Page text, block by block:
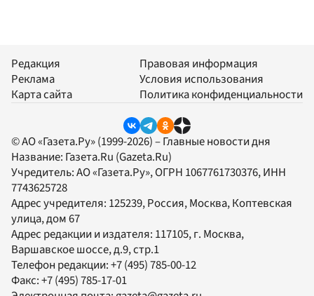
Редакция
Реклама
Карта сайта
Правовая информация
Условия использования
Политика конфиденциальности
© АО «Газета.Ру» (1999-2026) – Главные новости дня
Название: Газета.Ru (Gazeta.Ru)
Учредитель:АО «Газета.Ру», ОГРН 1067761730376, ИНН
7743625728
Адрес учредителя: 125239, Россия, Москва, Коптевская
улица, дом 67
Адрес редакции и издателя: 117105, г. Москва,
Варшавское шоссе, д.9, стр.1
Телефон редакции:+7 (495) 785-00-12
Факс:+7 (495) 785-17-01